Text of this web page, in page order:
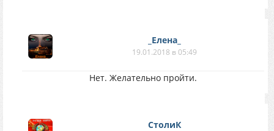
_Елена_
19.01.2018 в 05:49
Нет. Желательно пройти.
СтолиК